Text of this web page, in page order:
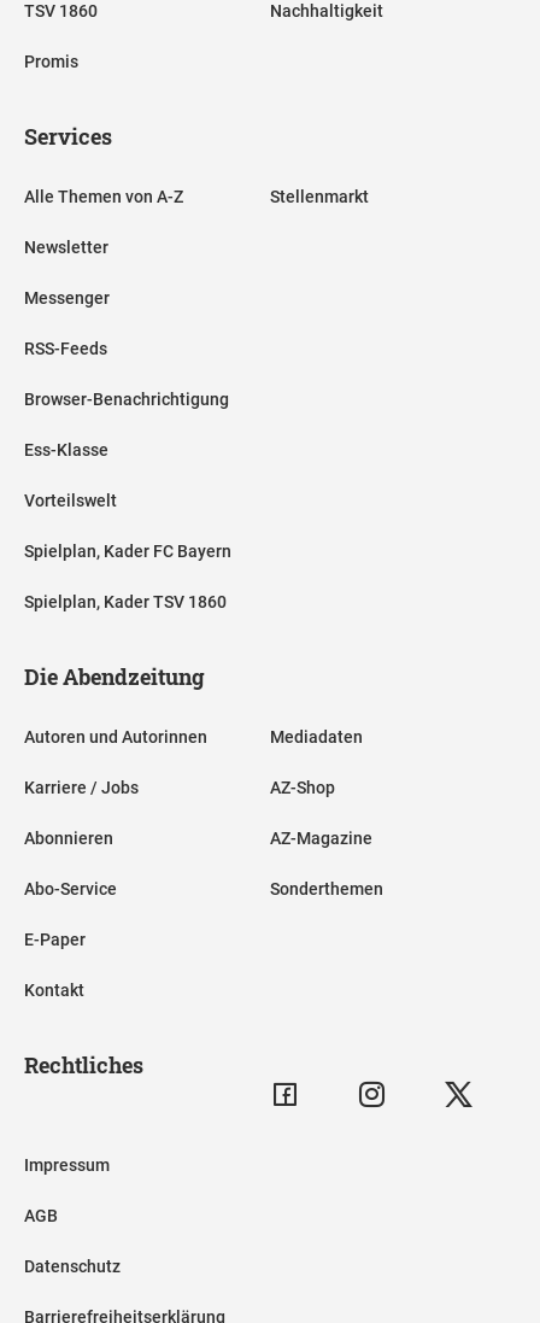
TSV 1860
Promis
Nachhaltigkeit
Services
Alle Themen von A-Z
Newsletter
Messenger
RSS-Feeds
Browser-Benachrichtigung
Ess-Klasse
Vorteilswelt
Spielplan, Kader FC Bayern
Spielplan, Kader TSV 1860
Stellenmarkt
Die Abendzeitung
Autoren und Autorinnen
Karriere / Jobs
Abonnieren
Abo-Service
E-Paper
Kontakt
Mediadaten
AZ-Shop
AZ-Magazine
Sonderthemen
Rechtliches
Impressum
AGB
Datenschutz
Barrierefreiheitserklärung